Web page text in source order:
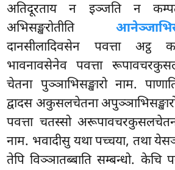
अतिदूरताय न इञ्जति न
अभिसङ्खरोतीति
दानसीलादिवसेन पवत्ता अट्ठ
भावनावसेनेव पवत्ता
चेतना पुञ्ञाभिसङ्खारो नाम.
द्वादस अकुसलचेतना
पवत्ता चतस्सो
नाम. भवादीसु यथा पच्चया, तथा
तेपि विञ्ञातब्बाति सम्बन्धो. केचि